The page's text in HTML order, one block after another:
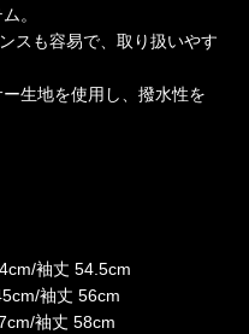
。
スも容易で、取り扱いやす
生地を使用し、撥水性を
袖丈 54.5cm
袖丈 56cm
袖丈 58cm